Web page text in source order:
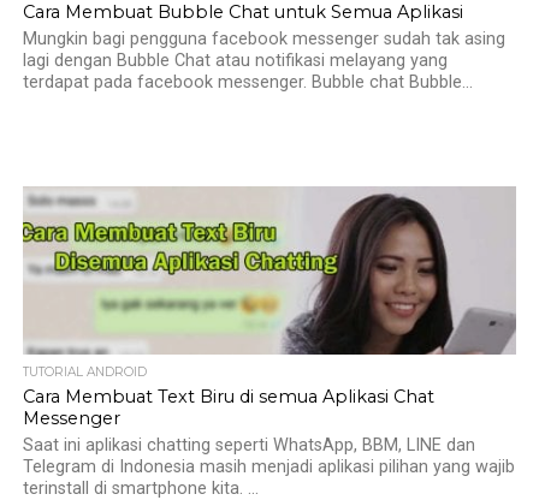
Cara Membuat Bubble Chat untuk Semua Aplikasi
Mungkin bagi pengguna facebook messenger sudah tak asing
lagi dengan Bubble Chat atau notifikasi melayang yang
terdapat pada facebook messenger. Bubble chat Bubble...
TUTORIAL ANDROID
Cara Membuat Text Biru di semua Aplikasi Chat
Messenger
Saat ini aplikasi chatting seperti WhatsApp, BBM, LINE dan
Telegram di Indonesia masih menjadi aplikasi pilihan yang wajib
terinstall di smartphone kita. ...